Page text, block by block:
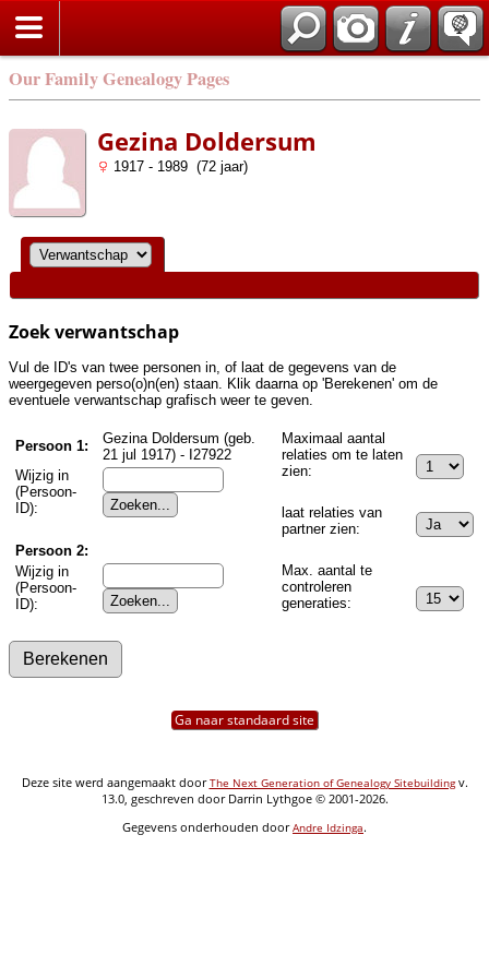
Our Family Genealogy Pages
Gezina Doldersum
1917 - 1989 (72 jaar)
Zoek verwantschap
Vul de ID's van twee personen in, of laat de gegevens van de
weergegeven perso(o)n(en) staan. Klik daarna op 'Berekenen' om de
eventuele verwantschap grafisch weer te geven.
Persoon 1:
Gezina Doldersum (geb.
21 jul 1917) - I27922
Wijzig in
(Persoon-
ID):
Persoon 2:
Wijzig in
(Persoon-
ID):
Maximaal aantal
relaties om te laten
zien:
laat relaties van
partner zien:
Max. aantal te
controleren
generaties:
Ga naar standaard site
Deze site werd aangemaakt doorThe Next Generation of Genealogy Sitebuildingv.
13.0, geschreven door Darrin Lythgoe © 2001-2026.
Gegevens onderhouden doorAndre Idzinga.